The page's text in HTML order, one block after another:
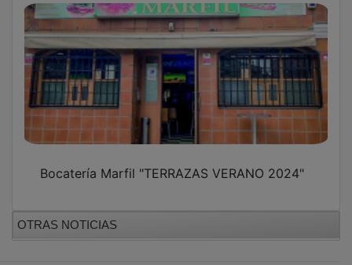
Bocatería Marfil "TERRAZAS VERANO 2024"
OTRAS NOTICIAS